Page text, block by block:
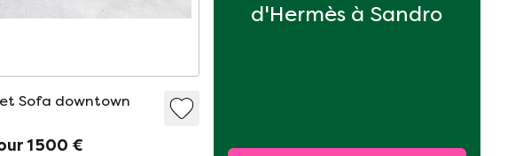
Sofa downtown
1 500 €
d'Hermès à Sandro